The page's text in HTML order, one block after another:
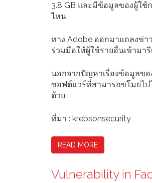
3.8 GB และมีข้อมูลของผู้ใ
ไหน
ทาง Adobe ออกมาแถลงข่
ร่วมมือให้ผู้ใช้รายอื่นเข้ามา
นอกจากปัญหาเรื่องข้อมูลข
ซอฟต์แวร์ที่สามารถขโมยไป
ด้วย
ที่มา : krebsonsecurity
READ MORE
Vulnerability in